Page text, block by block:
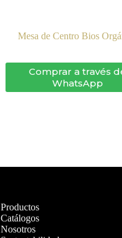
Mesa de Centro Bios
Comprar a través
WhatsApp
Productos
Catálogos
Nosotros